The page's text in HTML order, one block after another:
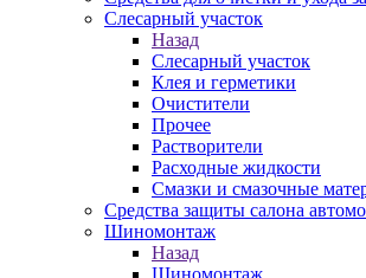
Слесарный участок
Назад
Слесарный участок
Клея и герметики
Очистители
Прочее
Растворители
Расходные жидкости
Смазки и смазочные
Средства защиты салона
Шиномонтаж
Назад
Шиномонтаж